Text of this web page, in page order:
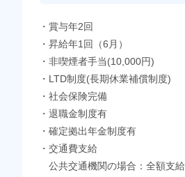
・賞与年2回
・昇給年1回（6月）
・非喫煙者手当(10,000円)
・LTD制度(長期休業補償制度)
・社会保険完備
・退職金制度有
・確定拠出年金制度有
・交通費支給
公共交通機関の場合：全額支給